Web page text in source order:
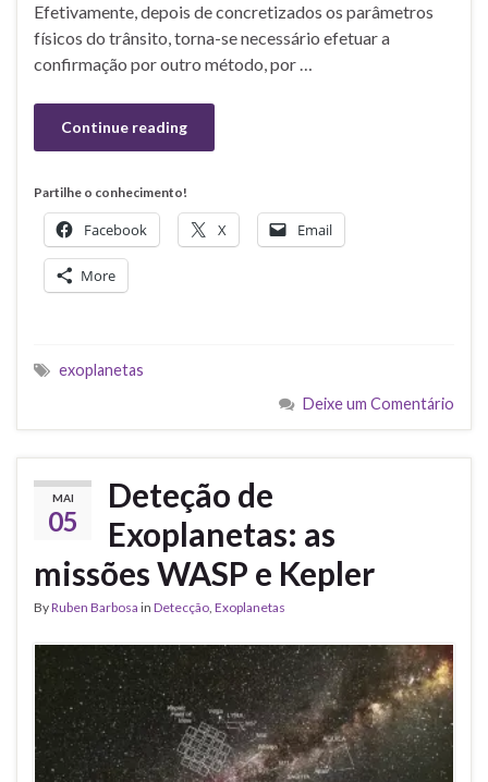
Efetivamente, depois de concretizados os parâmetros
físicos do trânsito, torna-se necessário efetuar a
confirmação por outro método, por …
Continue reading
Partilhe o conhecimento!
Facebook X Email
More
exoplanetas
Deixe um Comentário
MAI
05
Deteção de
Exoplanetas: as
missões WASP e Kepler
ByRuben Barbosa in Detecção, Exoplanetas